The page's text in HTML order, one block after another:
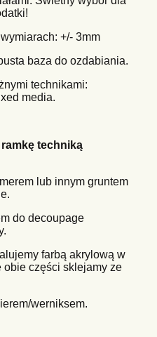
+/- 3mm
baza do ozdabiania.
technikami:
media.
ramkę techniką
lub innym gruntem
do decoupage
farbą akrylową w
obie części sklejamy ze
werniksem.